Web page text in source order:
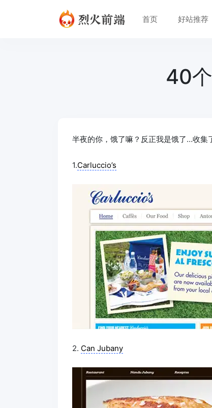
首页 好站推荐
40
半夜的你，饿了嘛？反正我是饿了…收集
1.Carluccio’s
2. Can Jubany